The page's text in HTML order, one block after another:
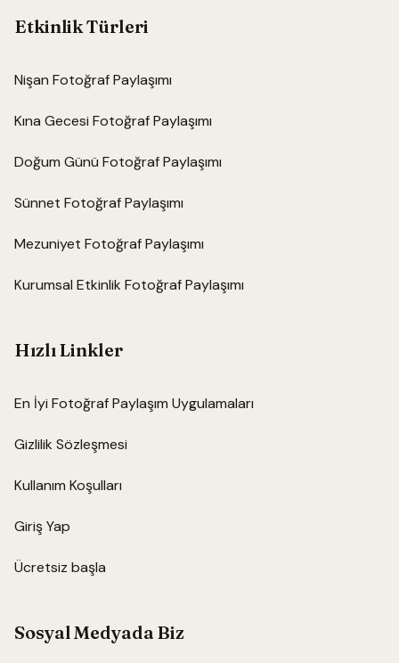
Etkinlik Türleri
Nişan Fotoğraf Paylaşımı
Kına Gecesi Fotoğraf Paylaşımı
Doğum Günü Fotoğraf Paylaşımı
Sünnet Fotoğraf Paylaşımı
Mezuniyet Fotoğraf Paylaşımı
Kurumsal Etkinlik Fotoğraf Paylaşımı
Hızlı Linkler
En İyi Fotoğraf Paylaşım Uygulamaları
Gizlilik Sözleşmesi
Kullanım Koşulları
Giriş Yap
Ücretsiz başla
Sosyal Medyada Biz